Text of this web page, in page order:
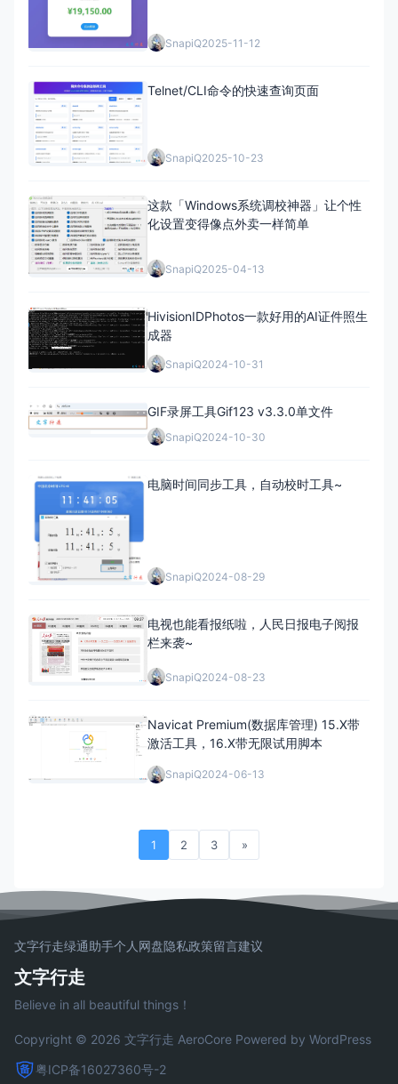
SnapiQ2025-11-12
Telnet/CLI命令的快速查询页面
SnapiQ2025-10-23
这款「Windows系统调校神器」让个性
化设置变得像点外卖一样简单
SnapiQ2025-04-13
HivisionIDPhotos一款好用的AI证件照生
成器
SnapiQ2024-10-31
GIF录屏工具Gif123 v3.3.0单文件
SnapiQ2024-10-30
电脑时间同步工具，自动校时工具~
SnapiQ2024-08-29
电视也能看报纸啦，人民日报电子阅报
栏来袭~
SnapiQ2024-08-23
Navicat Premium(数据库管理) 15.X带
激活工具，16.X带无限试用脚本
SnapiQ2024-06-13
1 2 3 »
文字行走绿通助手个人网盘隐私政策留言建议
文字行走
Believe in all beautiful things！
Copyright © 2026 文字行走 AeroCore Powered by WordPress
粤ICP备16027360号-2